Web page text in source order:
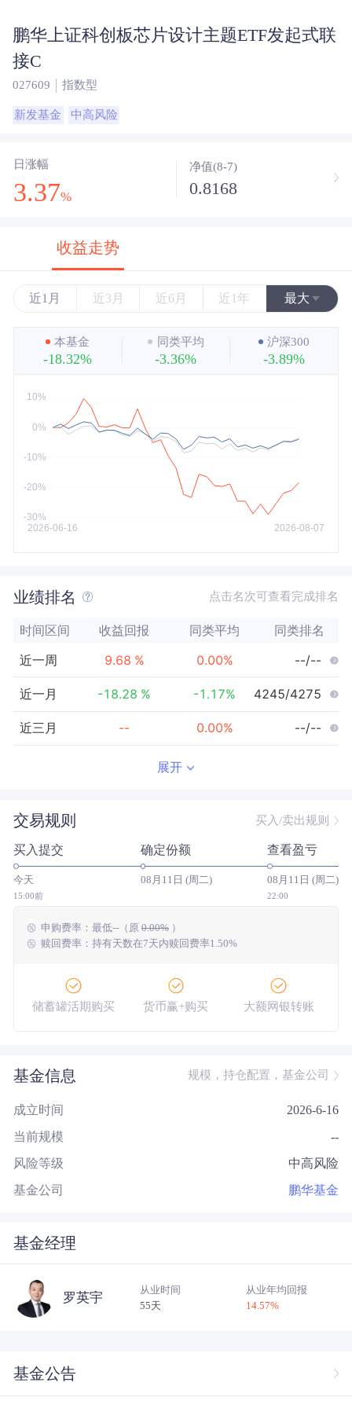
鹏华上证科创板芯片设计主题ETF发起式联
接C
027609 指数型
新发基金 中高风险
日涨幅
3.37%
净值(8-7)
0.8168
收益走势
近1月 近3月 近6月 近1年 最大
近3年
近5年
本基金
-18.32%
同类平均
-3.36%
沪深300
-3.89%
业绩排名 点击名次可查看完成排名
时间区间 收益回报 同类平均 同类排名
近一周 9.68 % 0.00% --/--
近一月 -18.28 % -1.17% 4245/4275
近三月 -- 0.00% --/--
近三年 --/--
近五年 -- 0.00% --/--
今年以来
成立以来 -18.32 %
展开
交易规则 买入/卖出规则
买入提交
今天
15:00前
确定份额
08月11日 (周二)
查看盈亏
08月11日 (周二)
22:00
申购费率： 最低--（原 0.00%）
赎回费率：持有天数在7天内赎回费率1.50%
储蓄罐活期购买 货币赢+购买 大额网银转账
基金信息 规模，持仓配置，基金公司
成立时间 2026-6-16
当前规模 --
风险等级 中高风险
基金公司 鹏华基金
基金经理
罗英宇
从业时间
55天
从业年均回报
14.57%
基金公告